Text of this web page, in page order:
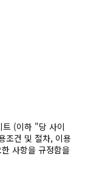
트 (이하 "당 사이
조건 및 절차, 이용
사항을 규정함을